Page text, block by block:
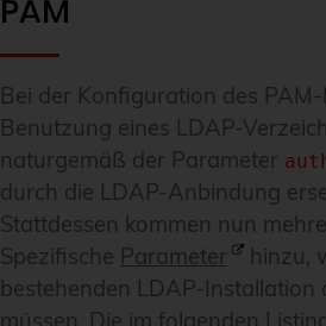
PAM
Bei der Konfiguration des
Benutzung eines LDAP-
naturgemäß der Parameter
durch die LDAP-Anbindung
Stattdessen kommen nun
Spezifische Parameter
hinzu,
bestehenden LDAP-Installation
müssen. Die im folgenden